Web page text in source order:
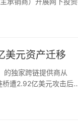
美元资产迁移
独家跨链提供商从
遭2.92亿美元攻击后